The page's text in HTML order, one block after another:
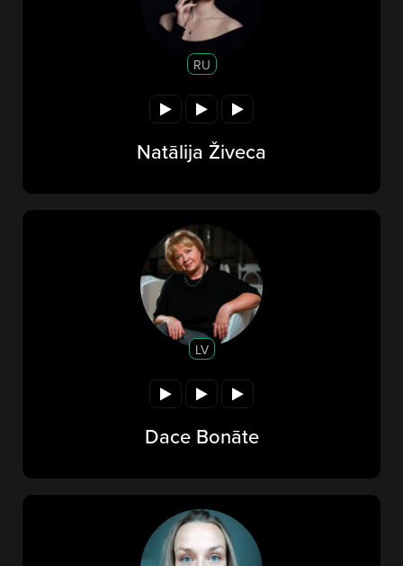
RU
Natālija Živeca
LV
Dace Bonāte